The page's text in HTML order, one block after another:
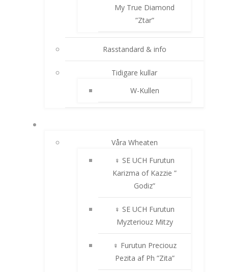
My True Diamond
”Ztar”
Rasstandard & info
Tidigare kullar
W-Kullen
Våra Wheaten
♀ SE UCH Furutun
Karizma of Kazzie ”
Godiz”
♀ SE UCH Furutun
Myzteriouz Mitzy
♀ Furutun Preciouz
Pezita af Ph ”Zita”